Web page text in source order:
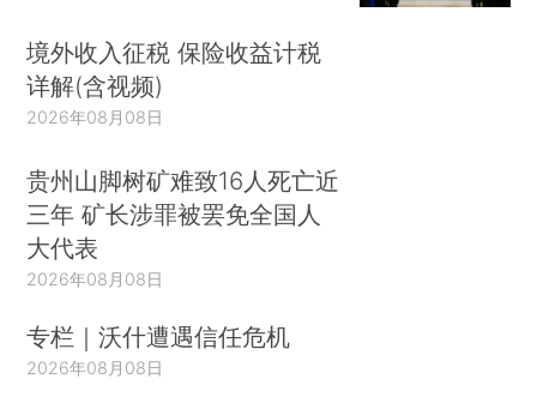
境外收入征税 保险收益计税
详解(含视频)
2026年08月08日
贵州山脚树矿难致16人死亡近
三年 矿长涉罪被罢免全国人
大代表
2026年08月08日
专栏｜沃什遭遇信任危机
2026年08月08日